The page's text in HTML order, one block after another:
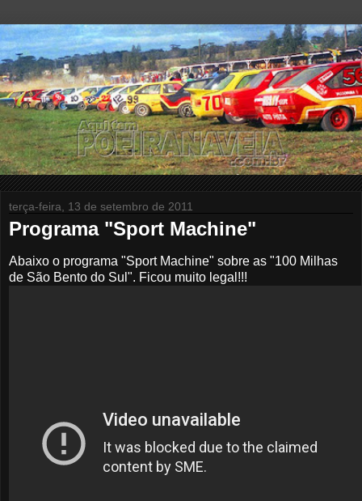
terça-feira, 13 de setembro de 2011
Programa "Sport Machine"
Abaixo o programa "Sport Machine" sobre as "100 Milhas
de São Bento do Sul". Ficou muito legal!!!